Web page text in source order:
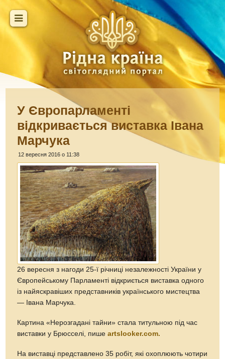
У Європарламенті
відкривається виставка Івана
Марчука
12 вересня 2016 о 11:38
26 вересня з нагоди 25-ї річниці незалежності України у
Європейському Парламенті відкриється виставка одного
із найяскравіших представників українського мистецтва
— Івана Марчука.
Картина «Нерозгадані тайни» стала титульною під час
виставки у Брюсселі, пишеartslooker.com.
На виставці представлено 35 робіт, які охоплюють чотири